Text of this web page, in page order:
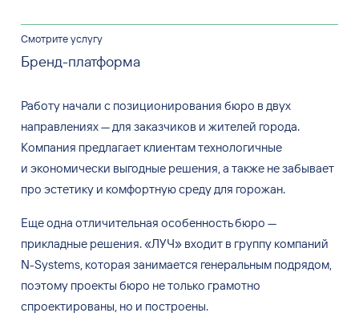
Смотрите услугу
Бренд-платформа
Работу начали с позиционирования бюро в двух
направлениях—для заказчиков и жителей города.
Компания предлагает клиентам технологичные
и экономически выгодные решения, а также незабывает
про эстетику и комфортную среду для горожан.
Еще одна отличительная особенность бюро —
прикладные решения.«ЛУЧ»входит в группу компаний
N-Systems, которая занимается генеральным подрядом,
поэтому проекты бюро нетолько грамотно
спроектированы, но и построены.